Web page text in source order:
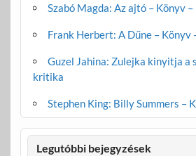
Szabó Magda: Az ajtó – Könyv
Frank Herbert: A Dűne – Könyv
Guzel Jahina: Zulejka kinyitja a
kritika
Stephen King: Billy Summers –
Legutóbbi bejegyzések